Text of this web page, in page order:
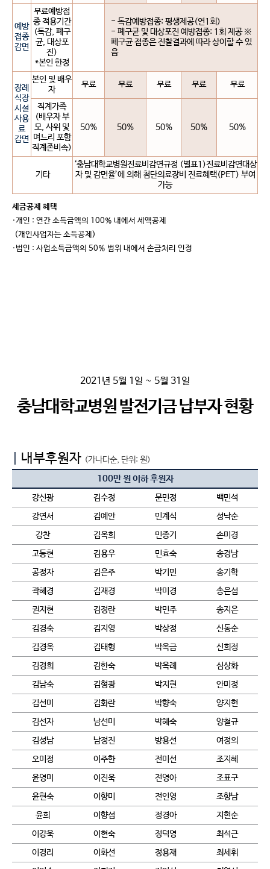
예방
접종
감면
무료예방접
종 적용기간
(독감, 폐구
균, 대상포
진)
*본인 한정
- 독감예방접종: 평생제공(연1회)
- 폐구균 및 대상포진 예방접종: 1회 제공 ※
폐구균 접종은 진찰결과에 따라 상이할 수 있
음
장례
식장
시설
사용
료
감면
본인 및 배우
자
무료 무료 무료 무료 무료
직계가족
(배우자 부
모, 사위 및
며느리 포함
직계존비속)
50% 50% 50% 50% 50%
기타
‘충남대학교병원진료비감면규정 (별표1)진료비감면대상
자 및 감면율’에 의해 첨단의료장비 진료혜택(PET) 부여
가능
세금공제 혜택
·개인 : 연간 소득금액의 100% 내에서 세액공제
(개인사업자는 소득공제)
·법인 : 사업소득금액의 50% 범위 내에서 손금처리 인정
2021년 5월 1일 ~ 5월 31일
충남대학교병원 발전기금 납부자 현황
내부후원자 (가나다순, 단위: 원)
100만 원 이하 후원자
강신광 김수정 문민정
백민석
강연서
김예안 민계식
성낙순
강찬
김옥희 민종기
손미경
고동현
김용우 민효숙
송경남
공정자
김은주 박기민
송기학
곽혜경
김재경 박미경
송은섭
권지현
김정란 박민주
송지은
김경숙
김지영 박상정
신동순
김경옥
김태형 박옥금
신희정
김경희
김한숙 박옥례
심상화
김남숙
김형광 박지현
안미정
김선미
김화란 박향숙
양지현
김선자
남선미 박혜숙
양철규
김성남
남정진 방용선
여정의
오미정
이주한 전미선
조지혜
윤영미
이진욱 전영아
조표구
윤현숙
이향미 전인영
조향남
윤희
이향섭 정경아
지현순
이강욱
이현숙 정덕영
최석근
이경리
이화선 정용재
최세휘